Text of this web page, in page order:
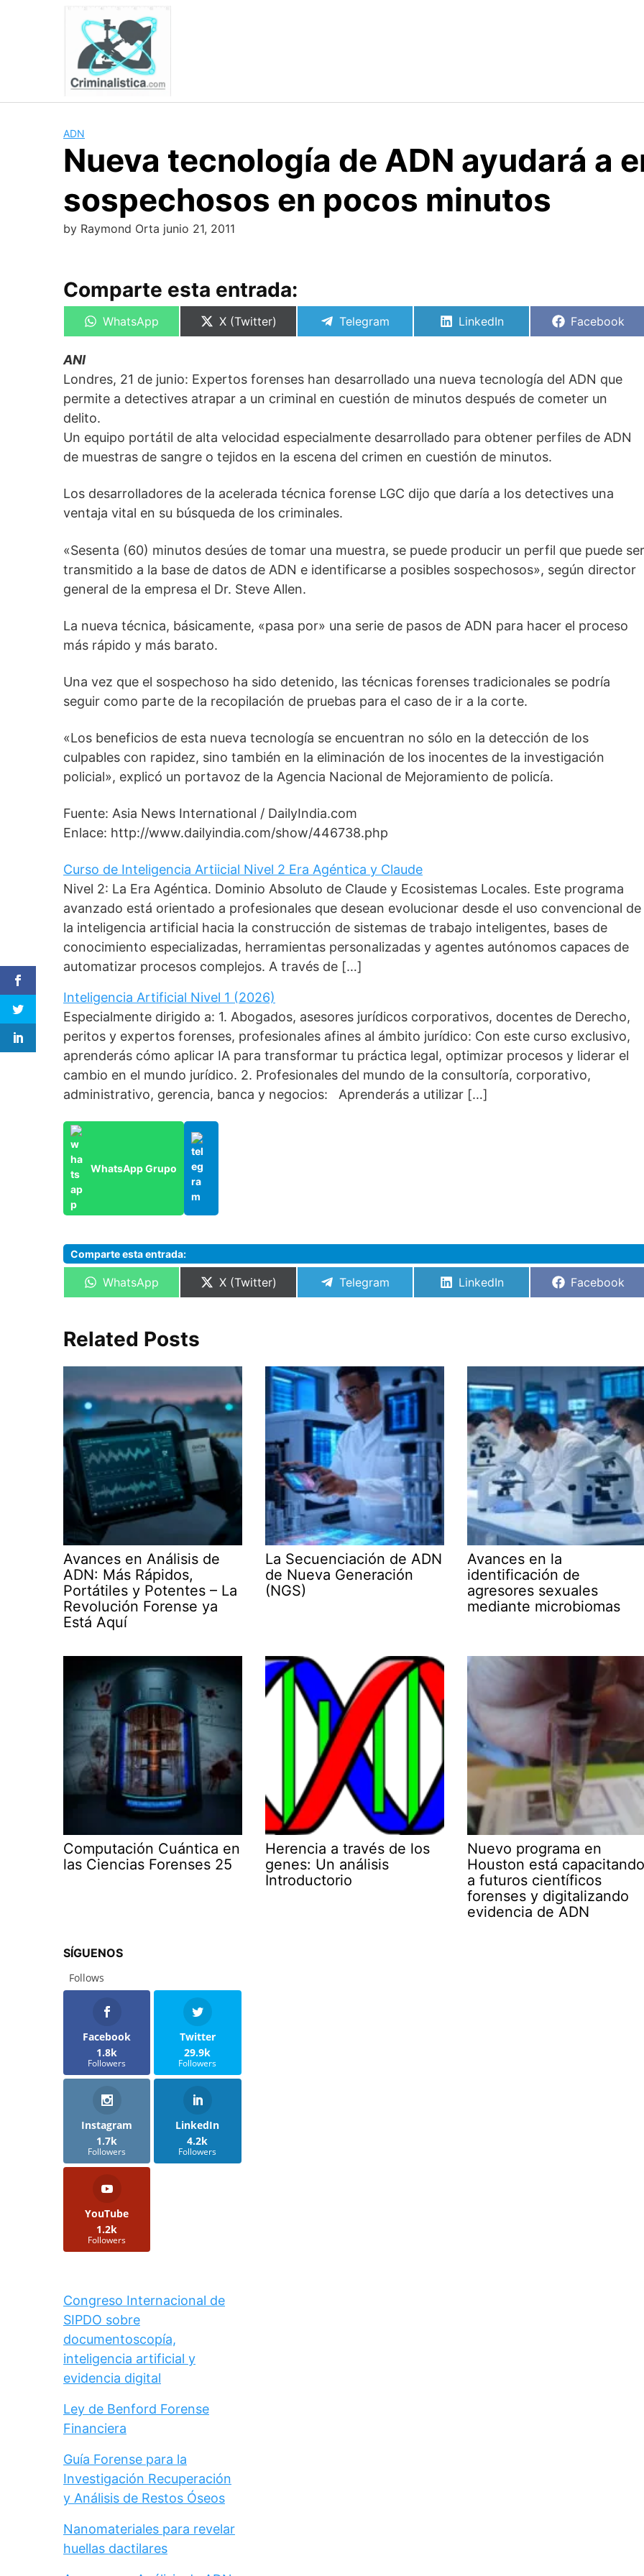
ADN
Nueva tecnología de ADN ayudará a
sospechosos en pocos minutos
by Raymond Orta junio 21, 2011
Comparte esta entrada:
Compartir
WhatsApp
Compartir
X (Twitter)
Compartir
Telegram
Compartir
LinkedIn
Compartir
Facebook
ANI
Londres, 21 de junio: Expertos forenses han desarrollado una nueva tecnología del ADN que
permite a detectives atrapar a un criminal en cuestión de minutos después de cometer un
delito.
Un equipo portátil de alta velocidad especialmente desarrollado para obtener perfiles de ADN
de muestras de sangre o tejidos en la escena del crimen en cuestión de minutos.
Los desarrolladores de la acelerada técnica forense LGC dijo que daría a los detectives una
ventaja vital en su búsqueda de los criminales.
«Sesenta (60) minutos desúes de tomar una muestra, se puede producir un perfil que puede ser
transmitido a la base de datos de ADN e identificarse a posibles sospechosos», según director
general de la empresa el Dr. Steve Allen.
La nueva técnica, básicamente, «pasa por» una serie de pasos de ADN para hacer el proceso
más rápido y más barato.
Una vez que el sospechoso ha sido detenido, las técnicas forenses tradicionales se podría
seguir como parte de la recopilación de pruebas para el caso de ir a la corte.
«Los beneficios de esta nueva tecnología se encuentran no sólo en la detección de los
culpables con rapidez, sino también en la eliminación de los inocentes de la investigación
policial», explicó un portavoz de la Agencia Nacional de Mejoramiento de policía.
Fuente: Asia News International / DailyIndia.com
Enlace: http://www.dailyindia.com/show/446738.php
Curso de Inteligencia Artiicial Nivel 2 Era Agéntica y Claude
Nivel 2: La Era Agéntica. Dominio Absoluto de Claude y Ecosistemas Locales. Este programa
avanzado está orientado a profesionales que desean evolucionar desde el uso convencional de
la inteligencia artificial hacia la construcción de sistemas de trabajo inteligentes, bases de
conocimiento especializadas, herramientas personalizadas y agentes autónomos capaces de
automatizar procesos complejos. A través de […]
Inteligencia Artificial Nivel 1 (2026)
Especialmente dirigido a: 1. Abogados, asesores jurídicos corporativos, docentes de Derecho,
peritos y expertos forenses, profesionales afines al ámbito jurídico: Con este curso exclusivo,
aprenderás cómo aplicar IA para transformar tu práctica legal, optimizar procesos y liderar el
cambio en el mundo jurídico. 2. Profesionales del mundo de la consultoría, corporativo,
administrativo, gerencia, banca y negocios: Aprenderás a utilizar […]
WhatsApp Grupo
Comparte esta entrada:
Compartir
WhatsApp
Compartir
X (Twitter)
Compartir
Telegram
Compartir
LinkedIn
Compartir
Facebook
Related Posts
Avances en Análisis de
ADN: Más Rápidos,
Portátiles y Potentes – La
Revolución Forense ya
Está Aquí
La Secuenciación de ADN
de Nueva Generación
(NGS)
Avances en la
identificación de
agresores sexuales
mediante microbiomas
Computación Cuántica en
las Ciencias Forenses 25
Herencia a través de los
genes: Un análisis
Introductorio
Nuevo programa en
Houston está
a futuros científicos
forenses y digitalizando
evidencia de ADN
SÍGUENOS
Follows
Facebook
1.8k
Followers
Twitter
29.9k
Followers
Instagram
1.7k
Followers
LinkedIn
4.2k
Followers
YouTube
1.2k
Followers
Congreso Internacional de
SIPDO sobre
documentoscopía,
inteligencia artificial y
evidencia digital
Ley de Benford Forense
Financiera
Guía Forense para la
Investigación Recuperación
y Análisis de Restos Óseos
Nanomateriales para revelar
huellas dactilares